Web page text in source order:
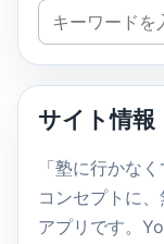
サ
イ
ト
検
索
サイト情報
「塾に行かな
コンセプトに
アプリです。